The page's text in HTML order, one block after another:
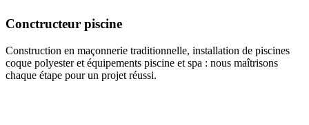
Conctructeur piscine
Construction en maçonnerie traditionnelle, installation de piscines
coque polyester et équipements piscine et spa : nous maîtrisons
chaque étape pour un projet réussi.